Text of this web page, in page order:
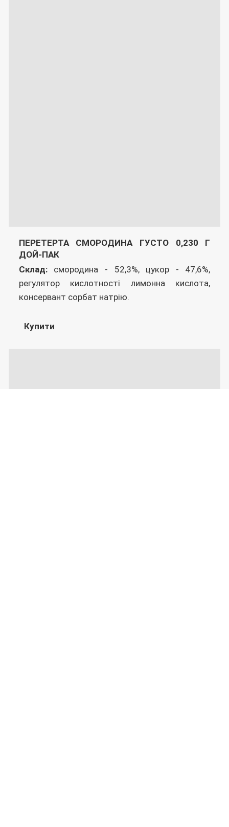
ПЕРЕТЕРТА СМОРОДИНА ГУСТО 0,230 Г
ДОЙ-ПАК
Склад: смородина - 52,3%, цукор - 47,6%,
регулятор кислотності лимонна кислота,
консервант сорбат натрію.
Купити